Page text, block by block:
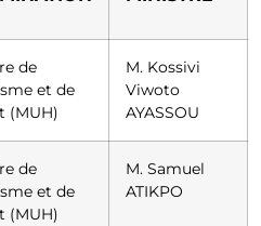
de
et de
(MUH)
M. Kossivi
Viwoto
AYASSOU
de
et de
(MUH)
M. Samuel
ATIKPO